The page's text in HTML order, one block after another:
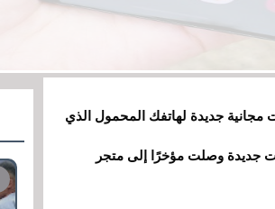
مجانية جديدة لهاتفك المحمول الذي
، فأنت محظوظ لأننا اليوم قمنا بتجميع أفضل 8 تطبيقات جديدة وصلت مؤخرًا إلى متجر